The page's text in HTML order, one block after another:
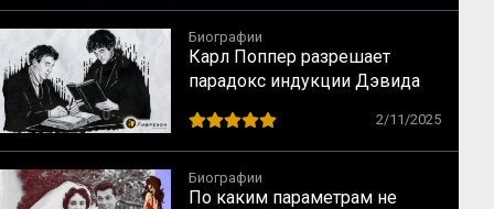
Биографии
Карл Поппер разрешает
парадокс индукции Дэвида
2/11/2025
Биографии
По каким параметрам не